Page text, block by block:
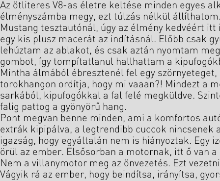
Az ötliteres V8-as életre keltése minden egyes
élményszámba megy, ezt túlzás nélkül
Mustang tesztautónál, úgy az élmény kedvéért
egy kis plusz macerát az indításnál. Előbb csak
lehúztam az ablakot, és csak aztán nyomtam
gombot, így tompítatlanul hallhattam a
Mintha álmából ébresztenél fel egy
torokhangon ordítja, hogy mi vaaan?! Mindezt a
sarkából, kipufogókkal a fal felé megküldve.
falig pattog a gyönyörű hang.
Pont megvan benne minden, ami a komfortos
extrák kipipálva, a legtrendibb cuccok nincsenek
igazság, hogy egyáltalán nem is hiányoztak. Egy
örül az ember. Elsősorban a motornak, itt ő van a
Nem a villanymotor meg az önvezetés. Ezt
Vágyik rá az ember, hogy beindítsa, irányítsa,